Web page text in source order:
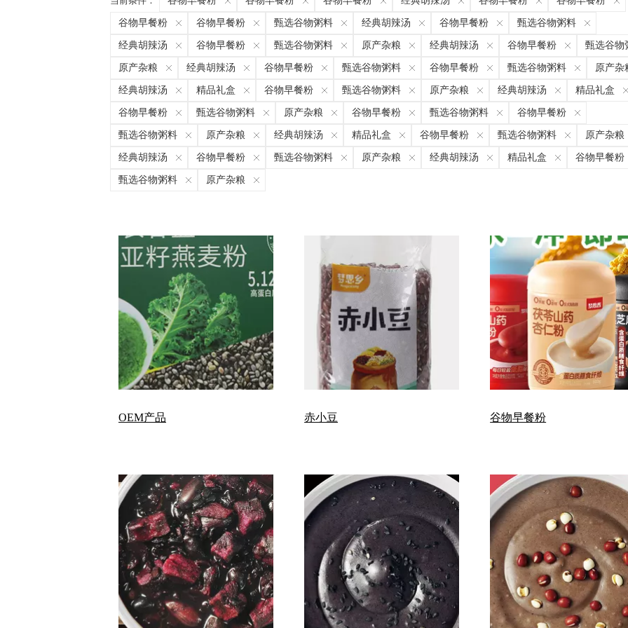
谷物早餐粉 谷物早餐粉 甄选谷物粥料 经典胡辣汤 谷物早餐粉 甄选谷物粥料
经典胡辣汤 谷物早餐粉 甄选谷物粥料 原产杂粮 经典胡辣汤 谷物早餐粉 甄选谷物
原产杂粮 经典胡辣汤 谷物早餐粉 甄选谷物粥料 谷物早餐粉 甄选谷物粥料 原产杂
经典胡辣汤 精品礼盒 谷物早餐粉 甄选谷物粥料 原产杂粮 经典胡辣汤 精品礼盒
谷物早餐粉 甄选谷物粥料 原产杂粮 谷物早餐粉 甄选谷物粥料 谷物早餐粉
甄选谷物粥料 原产杂粮 经典胡辣汤 精品礼盒 谷物早餐粉 甄选谷物粥料 原产杂粮
经典胡辣汤 谷物早餐粉 甄选谷物粥料 原产杂粮 经典胡辣汤 精品礼盒 谷物早餐粉
甄选谷物粥料 原产杂粮
OEM产品 赤小豆 谷物早餐粉